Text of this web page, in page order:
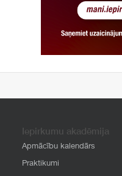
Iepirkumu akadēmija
Apmācību kalendārs
Praktikumi